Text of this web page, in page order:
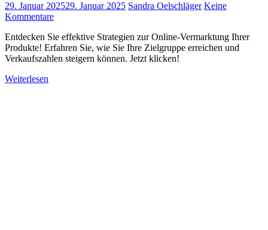
29. Januar 202529. Januar 2025 Sandra Oelschläger Keine
Kommentare
Entdecken Sie effektive Strategien zur Online-Vermarktung Ihrer
Produkte! Erfahren Sie, wie Sie Ihre Zielgruppe erreichen und
Verkaufszahlen steigern können. Jetzt klicken!
Weiterlesen